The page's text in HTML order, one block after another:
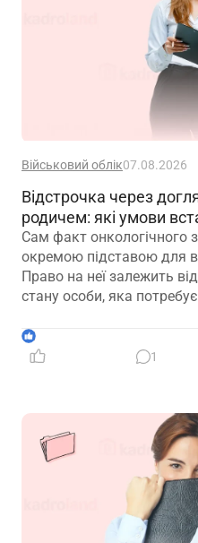
Військовий облік07.08.2026
Відстрочка через
родичем: які умови
Сам факт онкологічного
окремою підставою для
Право на неї залежить
стану особи, яка
1
1